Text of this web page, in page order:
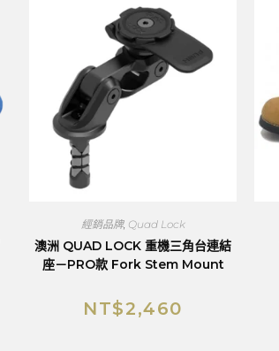
經銷品牌, Quad Lock
澳洲 QUAD LOCK 重機三角台連結
座－PRO款 Fork Stem Mount
NT$2,460